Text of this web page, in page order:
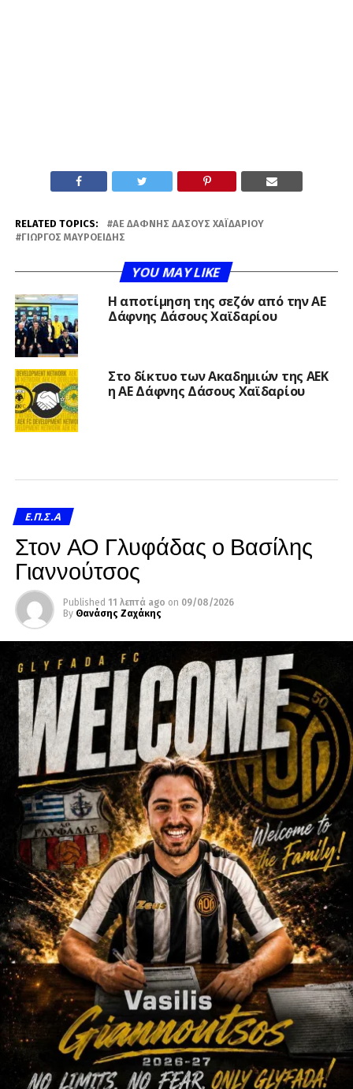
RELATED TOPICS:
ΑΕ ΔΆΦΝΗΣ ΔΆΣΟΥΣ ΧΑΪΔΑΡΊΟΥ
ΓΙΏΡΓΟΣ ΜΑΥΡΟΕΙΔΉΣ
YOU MAY LIKE
Η αποτίμηση της σεζόν από την ΑΕ
Δάφνης Δάσους Χαϊδαρίου
Στο δίκτυο των Ακαδημιών της ΑΕΚ
η ΑΕ Δάφνης Δάσους Χαϊδαρίου
Ε.Π.Σ.Α
Στον ΑΟ Γλυφάδας ο Βασίλης
Γιαννούτσος
Published 11 λεπτά ago on 09/08/2026
By Θανάσης Ζαχάκης